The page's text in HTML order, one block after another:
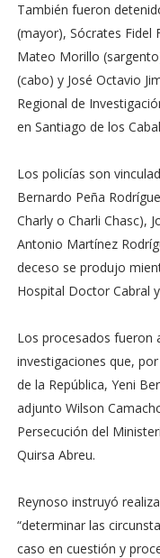
También fueron
(mayor), Sócrates Fidel
Mateo Morillo
(cabo) y José Octavio
Regional de
en Santiago de los
Los policías son
Bernardo Peña
Charly o Charli Chasc),
Antonio Martínez
deceso se produjo
Hospital Doctor Cabral
Los procesados fueron
investigaciones que,
de la República, Yeni
adjunto Wilson
Persecución del
Quirsa Abreu.
Reynoso instruyó
“determinar las
caso en cuestión y